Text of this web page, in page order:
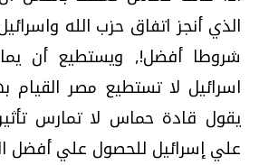
الذي أنجز اتفاق حزب الله
شروطا أفضل‏!,‏ ويستطيع أن
اسرائيل لا تستطيع مصر القيام
يقول قادة حماس لا تمارس
علي إسرائيل للحصول علي أفضل